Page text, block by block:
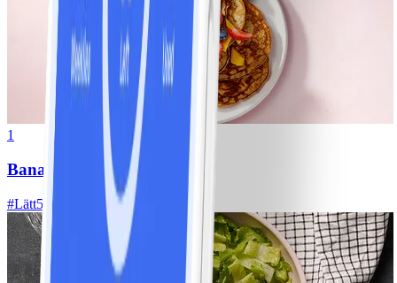
1
Bananpannkakor
#Lätt5 MIN